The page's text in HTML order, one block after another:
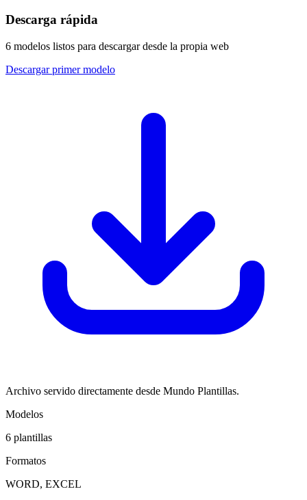
Descarga rápida
6 modelos listos para descargar desde la propia web
Descargar primer modelo
Archivo servido directamente desde Mundo Plantillas.
Modelos
6 plantillas
Formatos
WORD, EXCEL